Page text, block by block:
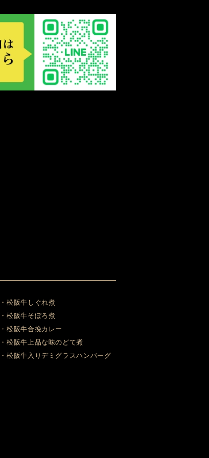
・松阪牛しぐれ煮
・松阪牛そぼろ煮
・松阪牛合挽カレー
・松阪牛上品な味のどて煮
・松阪牛入りデミグラスハンバーグ